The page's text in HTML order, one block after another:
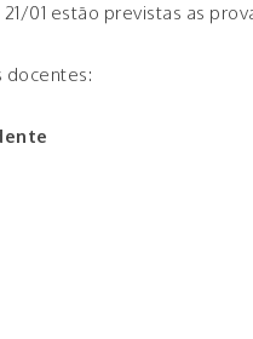
01 estão previstas as
docentes: